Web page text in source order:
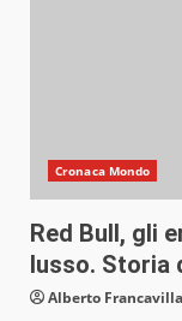
Cronaca Mondo
Red Bull, gli
lusso. Storia
Alberto Francavilla